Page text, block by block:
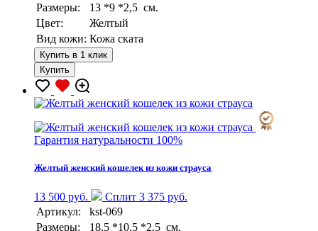
Размеры:
13 *9 *2,5 см.
Цвет:
Желтый
Вид кожи: Кожа ската
Купить в 1 клик
Купить
Гарантия натуральности 100%
Желтый женский кошелек из кожи страуса
13 500 руб.
Сплит 3 375 руб.
Артикул:
kst-069
Размеры:
18,5 *10,5 *2,5 см.